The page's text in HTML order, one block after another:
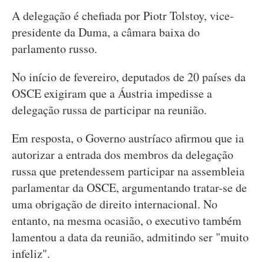
A delegação é chefiada por Piotr Tolstoy, vice-
presidente da Duma, a câmara baixa do
parlamento russo.
No início de fevereiro, deputados de 20 países da
OSCE exigiram que a Áustria impedisse a
delegação russa de participar na reunião.
Em resposta, o Governo austríaco afirmou que ia
autorizar a entrada dos membros da delegação
russa que pretendessem participar na assembleia
parlamentar da OSCE, argumentando tratar-se de
uma obrigação de direito internacional. No
entanto, na mesma ocasião, o executivo também
lamentou a data da reunião, admitindo ser "muito
infeliz".